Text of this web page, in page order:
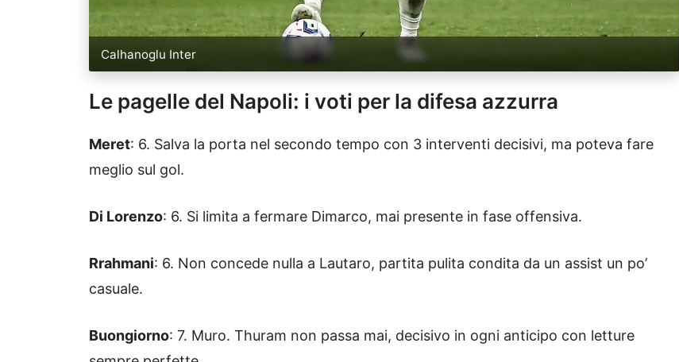
Calhanoglu Inter
Le pagelle del Napoli: i voti per la difesa azzurra
Meret: 6. Salva la porta nel secondo tempo con 3 interventi decisivi, ma poteva fare
meglio sul gol.
Di Lorenzo: 6. Si limita a fermare Dimarco, mai presente in fase offensiva.
Rrahmani: 6. Non concede nulla a Lautaro, partita pulita condita da un assist un po’
casuale.
Buongiorno: 7. Muro. Thuram non passa mai, decisivo in ogni anticipo con letture